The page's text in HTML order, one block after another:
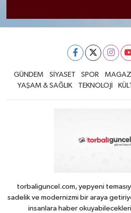
GÜNDEM SİYASET SPOR
YAŞAM & SAĞLIK
TEKNOLOJİ
torbaliguncel.com, yepyeni
sadelik ve modernizmi bir araya
insanlara haber